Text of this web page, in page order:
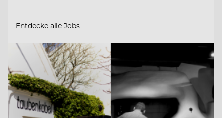
Entdecke alle Jobs